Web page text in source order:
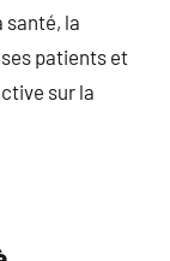
santé, la
patients et
sur la